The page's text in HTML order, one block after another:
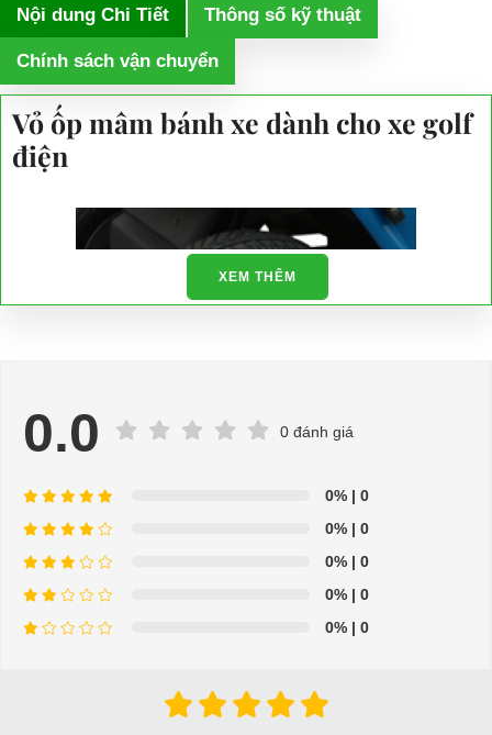
Nội dung Chi Tiết Thông số kỹ thuật
Chính sách vận chuyển
Vỏ ốp mâm bánh xe dành cho xe golf
điện
⇒ Xem thêm:
Bạn nên chọn mua Xe điện sân golf chất lượng giá
Để được tư vấn thêm về cách sử dụng xe ô tô điện để tăng tuổi thọ
LIÊN HỆ CÔNG TY: Công ty TNHH TM DV XNK
XEM THÊM
0.0 0 đánh giá
0% | 0
0% | 0
0% | 0
0% | 0
0% | 0